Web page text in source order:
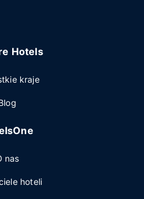
Hotels
kraje
nas
hoteli